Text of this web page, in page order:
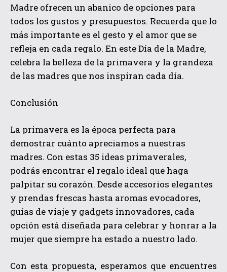
Madre ofrecen un abanico de opciones para
todos los gustos y presupuestos. Recuerda que lo
más importante es el gesto y el amor que se
refleja en cada regalo. En este Día de la Madre,
celebra la belleza de la primavera y la grandeza
de las madres que nos inspiran cada día.
Conclusión
La primavera es la época perfecta para
demostrar cuánto apreciamos a nuestras
madres. Con estas 35 ideas primaverales,
podrás encontrar el regalo ideal que haga
palpitar su corazón. Desde accesorios elegantes
y prendas frescas hasta aromas evocadores,
guías de viaje y gadgets innovadores, cada
opción está diseñada para celebrar y honrar a la
mujer que siempre ha estado a nuestro lado.
Con esta propuesta, esperamos que encuentres